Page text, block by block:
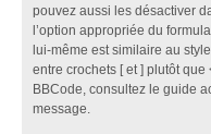
pouvez aussi les désactiver
l’option appropriée du
lui-même est similaire au
entre crochets [ et ] plutôt que
BBCode, consultez le guide
message.